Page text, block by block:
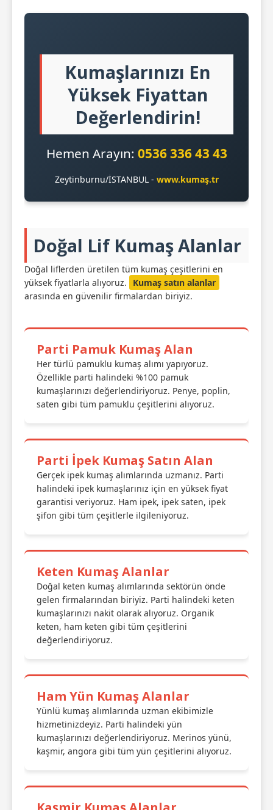
Kumaşlarınızı En
Yüksek Fiyattan
Değerlendirin!
Hemen Arayın: 0536 336 43 43
Zeytinburnu/İSTANBUL - www.kumaş.tr
Doğal Lif Kumaş Alanlar
Doğal liflerden üretilen tüm kumaş çeşitlerini en
yüksek fiyatlarla alıyoruz.
Kumaş satın alanlar
arasında en güvenilir firmalardan biriyiz.
Parti Pamuk Kumaş Alan
Her türlü pamuklu kumaş alımı yapıyoruz.
Özellikle parti halindeki %100 pamuk
kumaşlarınızı değerlendiriyoruz. Penye, poplin,
saten gibi tüm pamuklu çeşitlerini alıyoruz.
Parti İpek Kumaş Satın Alan
Gerçek ipek kumaş alımlarında uzmanız. Parti
halindeki ipek kumaşlarınız için en yüksek fiyat
garantisi veriyoruz. Ham ipek, ipek saten, ipek
şifon gibi tüm çeşitlerle ilgileniyoruz.
Keten Kumaş Alanlar
Doğal keten kumaş alımlarında sektörün önde
gelen firmalarından biriyiz. Parti halindeki keten
kumaşlarınızı nakit olarak alıyoruz. Organik
keten, ham keten gibi tüm çeşitlerini
değerlendiriyoruz.
Ham Yün Kumaş Alanlar
Yünlü kumaş alımlarında uzman ekibimizle
hizmetinizdeyiz. Parti halindeki yün
kumaşlarınızı değerlendiriyoruz. Merinos yünü,
kaşmir, angora gibi tüm yün çeşitlerini alıyoruz.